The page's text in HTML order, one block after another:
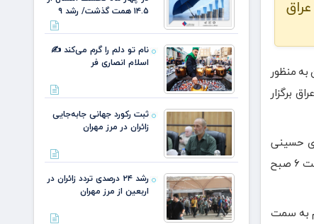
منظور
اسلامی که چهارشنبه ۱۷ تیر در عراق برگزار
حسینی
خامنه‌ای، شهید مصباح‌الهدی باقری، شهیده زهرا حدادعادل و شهیده زهرا محمدی گلپایگانی با حضور پرشور عزاداران آن شهید فقید از ساعت ۶ صبح
امام به سمت
۱۴.۵ همت گذشت/ رشد ۹
نام تو دلم را گرم می‌کند ✍️
اسلام انصاری فر
ثبت رکورد جهانی جابه‌جایی
زائران در مرز مهران
رشد ۲۴ درصدی تردد زائران در
اربعین از مرز مهران